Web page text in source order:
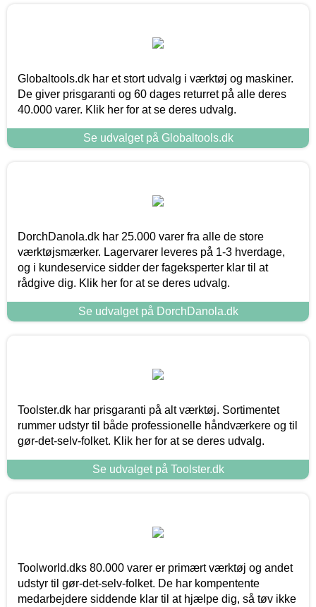
Globaltools.dk har et stort udvalg i værktøj og maskiner.
De giver prisgaranti og 60 dages returret på alle deres
40.000 varer. Klik her for at se deres udvalg.
Se udvalget på Globaltools.dk
DorchDanola.dk har 25.000 varer fra alle de store
værktøjsmærker. Lagervarer leveres på 1-3 hverdage,
og i kundeservice sidder der fageksperter klar til at
rådgive dig. Klik her for at se deres udvalg.
Se udvalget på DorchDanola.dk
Toolster.dk har prisgaranti på alt værktøj. Sortimentet
rummer udstyr til både professionelle håndværkere og til
gør-det-selv-folket. Klik her for at se deres udvalg.
Se udvalget på Toolster.dk
Toolworld.dks 80.000 varer er primært værktøj og andet
udstyr til gør-det-selv-folket. De har kompentente
medarbejdere siddende klar til at hjælpe dig, så tøv ikke